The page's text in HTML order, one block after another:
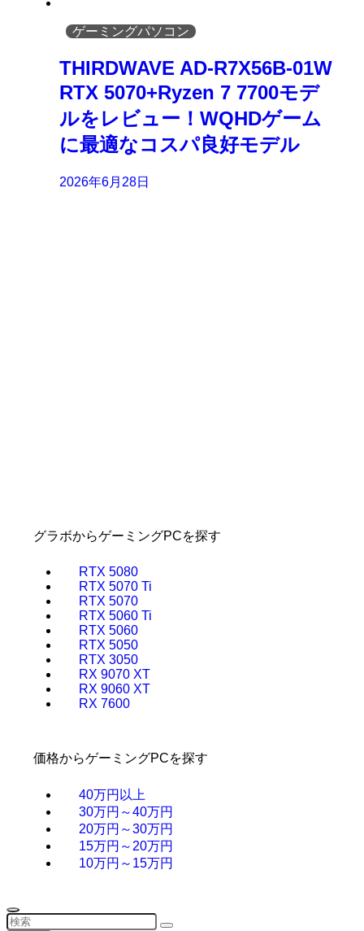
ゲーミングパソコン
THIRDWAVE AD-R7X56B-01W
RTX 5070+Ryzen 7 7700モデ
ルをレビュー！WQHDゲーム
に最適なコスパ良好モデル
2026年6月28日
グラボからゲーミングPCを探す
RTX 5080
RTX 5070 Ti
RTX 5070
RTX 5060 Ti
RTX 5060
RTX 5050
RTX 3050
RX 9070 XT
RX 9060 XT
RX 7600
価格からゲーミングPCを探す
40万円以上
30万円～40万円
20万円～30万円
15万円～20万円
10万円～15万円